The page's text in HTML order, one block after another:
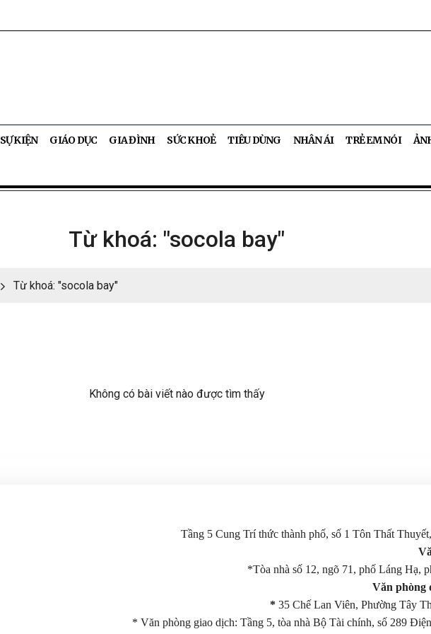
SỰ KIỆN GIÁO DỤC GIA ĐÌNH SỨC KHOẺ TIÊU DÙNG NHÂN ÁI TRẺ EM NÓI
Từ khoá: "socola bay"
Từ khoá: "socola bay"
Không có bài viết nào được tìm thấy
Tầng 5 Cung Trí thức thành phố, số 1 Tôn Thất
*Tòa nhà số 12, ngõ 71, phố Láng Hạ,
Văn phòng
* 35 Chế Lan Viên, Phường Tây
* Văn phòng giao dịch: Tầng 5, tòa nhà Bộ Tài chính, số 289